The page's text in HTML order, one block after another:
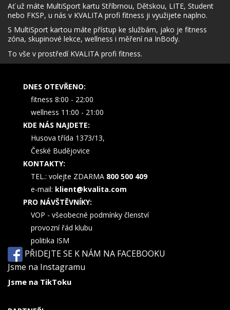
Ať už máte MultiSport kartu Stříbrnou, Dětskou, LITE, Student
nebo FKSP, u nás v KVALITA profi fitness ji využijete naplno.
S MultiSport kartou máte přístup ke službám, jako je fitness
zóna, skupinové lekce, wellness i měření na InBody.
To vše v prostředí KVALITA profi fitness.
DNES OTEVŘENO:
fitness 8:00 - 22:00
wellness 11:00 - 21:00
KDE NÁS NAJDETE:
Husova třída 1373/13,
České Budějovice
KONTAKTY:
TEL.: volejte ZDARMA 800 500 409
e-mail: klient@kvalita.com
PRO NÁVŠTĚVNÍKY:
VOP - všeobecné podmínky členství
provozní řád klubu
politika ISM
PŘIDEJTE SE K NÁM NA FACEBOOKU
Jsme na Instagramu
Jsme na TikToku